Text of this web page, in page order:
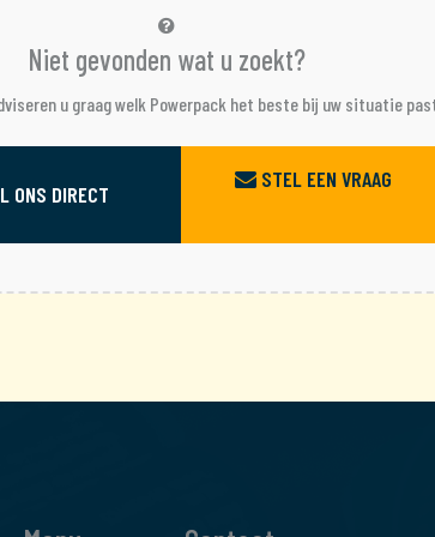
Niet gevonden wat u zoekt?
u graag welk Powerpack het beste bij uw situatie
ONS DIRECT
STEL EEN VRAAG